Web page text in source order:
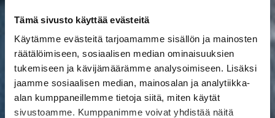
Tämä sivusto käyttää evästeitä
Käytämme evästeitä tarjoamamme sisällön ja mainosten
räätälöimiseen, sosiaalisen median ominaisuuksien
tukemiseen ja kävijämäärämme analysoimiseen. Lisäksi
jaamme sosiaalisen median, mainosalan ja analytiikka-
alan kumppaneillemme tietoja siitä, miten käytät
sivustoamme. Kumppanimme voivat yhdistää näitä